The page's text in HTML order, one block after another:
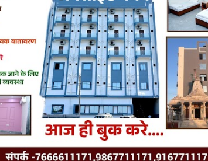
LATEST JAINISM
The Jain Monk and his Saka saviours (English)